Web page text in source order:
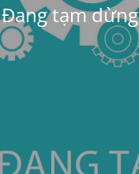
Đang tạm dừng